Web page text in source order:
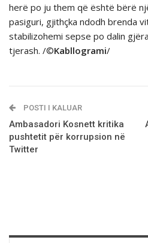
herë po ju them që është bërë
pasiguri, gjithçka ndodh brenda
stabilizohemi sepse po dalin
tjerash. /©Kabllogrami/
POSTI I KALUAR
Ambasadori Kosnett kritika
pushtetit për korrupsion në
Twitter